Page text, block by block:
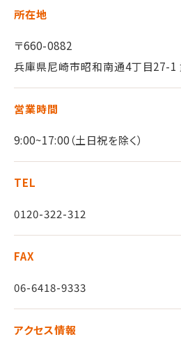
所在地
〒660-0882
兵庫県尼崎市昭和南通4丁目27-1
営業時間
9:00~17:00（土日祝を除く）
TEL
0120-322-312
FAX
06-6418-9333
アクセス情報